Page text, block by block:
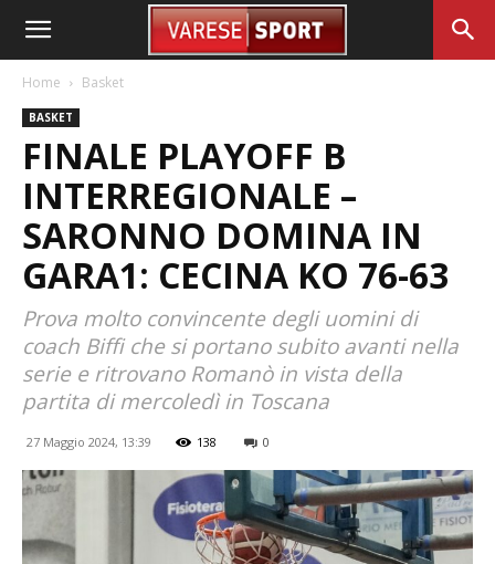
Home Basket
BASKET
FINALE PLAYOFF B
INTERREGIONALE –
SARONNO DOMINA IN
GARA1: CECINA KO 76-63
Prova molto convincente degli uomini di
coach Biffi che si portano subito avanti nella
serie e ritrovano Romanò in vista della
partita di mercoledì in Toscana
27 Maggio 2024, 13:39 138 0